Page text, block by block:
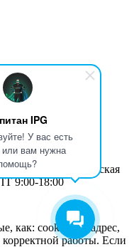
IPG
У вас есть
или вам нужна
1С-
(
19, Тюмень, Тюменская
9:00-18:00
как: cookies, IP-адрес,
работы. Если